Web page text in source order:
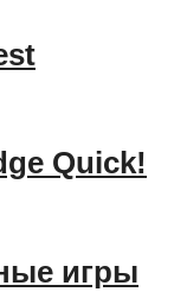
Quick!
игры